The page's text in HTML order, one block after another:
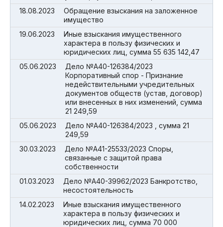
18.08.2023
Обращение взыскания на заложенное
имущество
19.06.2023
Иные взыскания имущественного
характера в пользу физических и
юридических лиц, сумма 55 635 142,47
05.06.2023
Дело №А40-126384/2023
Корпоративный спор - Признание
недействительными учредительных
документов обществ (устав, договор)
или внесенных в них изменений, сумма
21 249,59
05.06.2023
Дело №А40-126384/2023 , сумма 21
249,59
30.03.2023
Дело №А41-25533/2023 Споры,
связанные с защитой права
собственности
01.03.2023
Дело №А40-39962/2023 Банкротство,
несостоятельность
14.02.2023
Иные взыскания имущественного
характера в пользу физических и
юридических лиц, сумма 70 000